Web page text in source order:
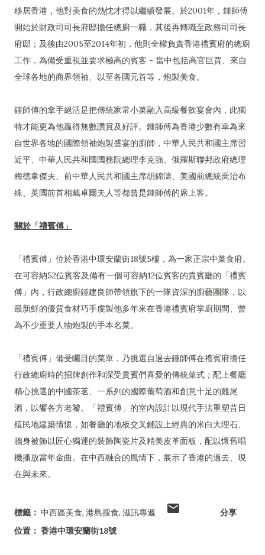
移居香港，他對美食的熱忱才得以繼續發展。於2001年，鍾師傅
開始於財政司司長府邸擔任總廚一職，其後再轉職至政務司司長
府邸；及後由2005至2014年初，他則全權負責香港禮賓府的總廚
工作，為備受重視並要求極高的賓客 - 當中包括高官巨賈、來自
全球各地的商界領袖、以至各國元首等，炮製美食。
鍾師傅的拿手絕活是把傳統家常小菜融入高級餐飲宴會內，此獨
特才能更為他贏得無數讚賞及好評。鍾師傅為香港少數有幸為來
自世界各地的國際領袖炮製盛宴的廚師，中華人民共和國主席習
近平、中華人民共和國國務院總理李克強、俄羅斯聯邦政府總理
梅德韋傑夫、前中華人民共和國主席胡錦濤、美國前總統喬治布
殊、英國前首相戴卓爾夫人等都曾是鍾師傅的席上客。
關於「禮賓傅」
「禮賓傅」位於香港中環安蘭街18號5樓，為一家正宗中菜食府。
在可容納52位賓客及備有一個可容納12位賓客的貴賓廳的「禮賓
傅」內，行政總廚鍾建良師帶領旗下的一隊資深的廚藝團隊，以
最新鮮的優質食材巧手虔製他多年來在香港禮賓府掌廚期間、曾
為不少重要人物炮製的手本名菜。
「禮賓傅」備受矚目的菜單，乃挑選自過去鍾師傅在禮賓府擔任
行政總廚時的招牌創作和深受貴賓們喜愛的傳統菜式；配上餐廳
精心挑選的中國茶茗、一系列的國際葡萄酒和創意十足的雞尾
酒，以饗各方老饕。「禮賓傅」的室內設計以現代手法重塑昔日
殖民地建築情懷，如餐廳的地板交叉鋪設上經典的米白大理石、
牆身被飾以匠心獨運的裝飾陶瓷片及精美皮革面板，配以懷舊唱
機播放當年金曲。在中西融合的風情下，展示了香港的過去、現
在與未來。
標籤： 中西區美食 港島搜食 滋訊專遞
位置： 香港中環安蘭街18號
分享